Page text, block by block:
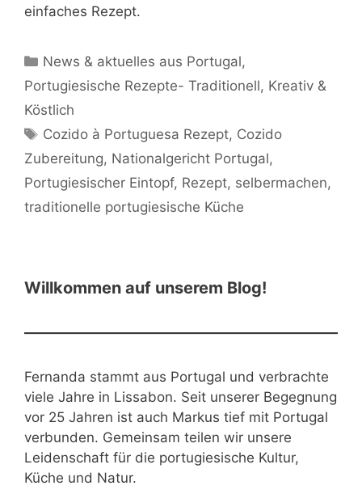
einfaches Rezept.
Kategorien
News & aktuelles aus Portugal,
Portugiesische Rezepte- Traditionell, Kreativ &
Köstlich
Schlagwörter
Cozido à Portuguesa Rezept, Cozido
Zubereitung, Nationalgericht Portugal,
Portugiesischer Eintopf, Rezept, selbermachen,
traditionelle portugiesische Küche
Willkommen auf unserem Blog!
Fernanda stammt aus Portugal und verbrachte
viele Jahre in Lissabon. Seit unserer Begegnung
vor 25 Jahren ist auch Markus tief mit Portugal
verbunden. Gemeinsam teilen wir unsere
Leidenschaft für die portugiesische Kultur,
Küche und Natur.